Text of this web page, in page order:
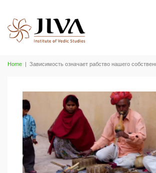
Home | Зависимость означает рабство нашего